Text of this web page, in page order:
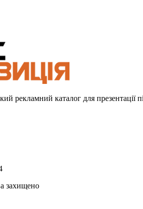
рекламний каталог для презентації
захищено